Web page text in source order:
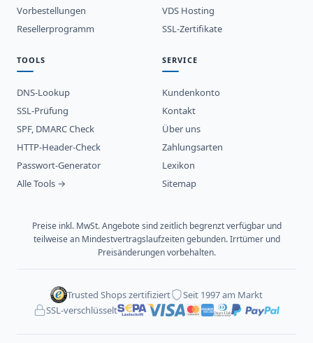
Vorbestellungen
Resellerprogramm
VDS Hosting
SSL-Zertifikate
TOOLS
DNS-Lookup
SSL-Prüfung
SPF, DMARC Check
HTTP-Header-Check
Passwort-Generator
Alle Tools →
SERVICE
Kundenkonto
Kontakt
Über uns
Zahlungsarten
Lexikon
Sitemap
Preise inkl. MwSt. Angebote sind zeitlich begrenzt verfügbar und
teilweise an Mindestvertragslaufzeiten gebunden. Irrtümer und
Preisänderungen vorbehalten.
Trusted Shops zertifiziert
Seit 1997 am Markt
SSL-verschlüsselt